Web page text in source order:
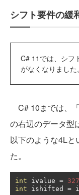
シフト要件の緩
C# 11では、シフ
がなくなりました。
C# 10までは、
の右辺のデータ型
以下のような4Lと
た。
int ivalue =
int ishifted =